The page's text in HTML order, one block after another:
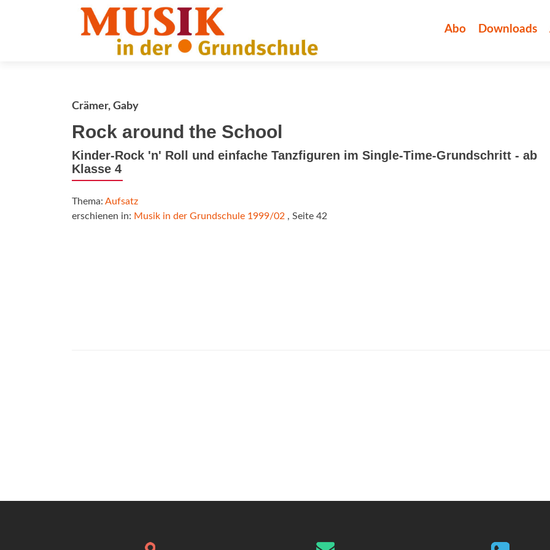
Abo Downloads
Crämer, Gaby
Rock around the School
Kinder-Rock 'n' Roll und einfache Tanzfiguren im Single-Time-Grundschritt - ab
Klasse 4
Thema: Aufsatz
erschienen in: Musik in der Grundschule 1999/02 , Seite 42